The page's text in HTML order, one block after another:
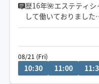
歴16年🌺エステティ
して働いておりました
リラクゼーションか
※スケジュールが✖️の
ければ予約可能な場合
08/21 (Fri)
10:30 11:00